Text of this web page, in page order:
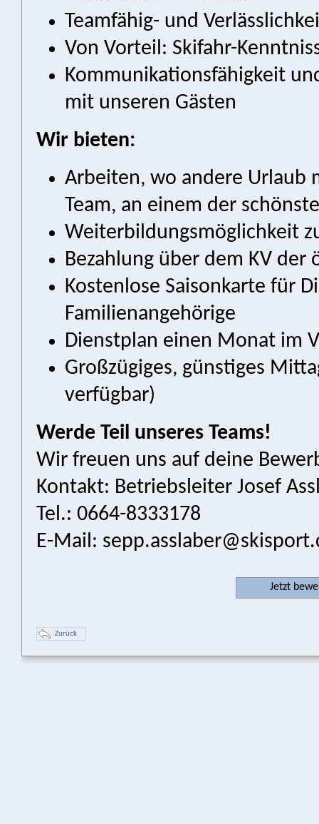
Teamfähig- und
Von Vorteil: Skifahr-
Kommunikationsfähigkeit
mit unseren Gästen
Wir bieten:
Arbeiten, wo andere Urlaub
Team, an einem der
Weiterbildungsmöglichkeit
Bezahlung über dem KV der
Kostenlose Saisonkarte für
Familienangehörige
Dienstplan einen Monat im
Großzügiges, günstiges
verfügbar)
Werde Teil unseres Teams!
Wir freuen uns auf deine
Kontakt: Betriebsleiter Josef
Tel.: 0664-8333178
E-Mail:
Jetzt
Zurück